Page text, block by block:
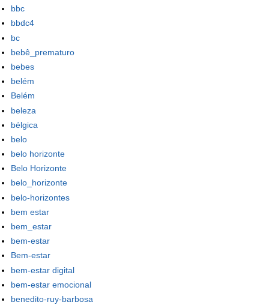
bbc
bbdc4
bc
bebê_prematuro
bebes
belém
Belém
beleza
bélgica
belo
belo horizonte
Belo Horizonte
belo_horizonte
belo-horizontes
bem estar
bem_estar
bem-estar
Bem-estar
bem-estar digital
bem-estar emocional
benedito-ruy-barbosa